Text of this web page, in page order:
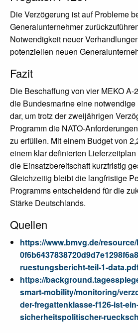
Die Verzögerung ist auf Probleme
Generalunternehmer
Notwendigkeit neuer
potenziellen neuen
Fazit
Die Beschaffung von vier MEKO A-
die Bundesmarine eine
dar, um trotz der zweijährigen
Programm die NATO-
zu erfüllen. Mit einem Budget von
einem klar definierten
die Einsatzbereitschaft kurzfristig
Gleichzeitig bleibt die langfristige
Programms entscheidend für die
Stärke Deutschlands.
Quellen
https://www.bmvg.de/
ruestungsbericht-teil-1-
https://
smart-mobility/monitoring/
der-fregattenklasse-f126-ist-
sicherheitspolitischer-